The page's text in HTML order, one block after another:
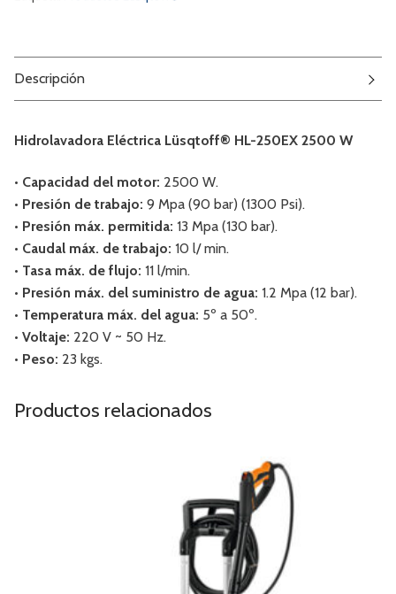
Descripción
Hidrolavadora Eléctrica Lüsqtoff® HL-250EX 2500 W
• Capacidad del motor: 2500 W.
• Presión de trabajo: 9 Mpa (90 bar) (1300 Psi).
• Presión máx. permitida: 13 Mpa (130 bar).
• Caudal máx. de trabajo: 10 l/ min.
• Tasa máx. de flujo: 11 l/min.
• Presión máx. del suministro de agua: 1.2 Mpa (12 bar).
• Temperatura máx. del agua: 5º a 50º.
• Voltaje: 220 V ~ 50 Hz.
• Peso: 23 kgs.
Productos relacionados